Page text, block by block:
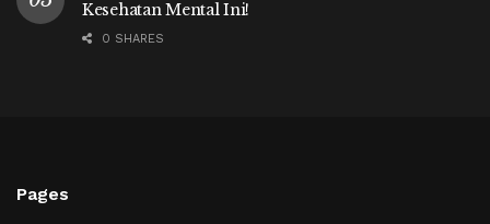
Kesehatan Mental Ini!
0 SHARES
Pages